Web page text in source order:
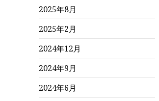
2025年8月
2025年2月
2024年12月
2024年9月
2024年6月